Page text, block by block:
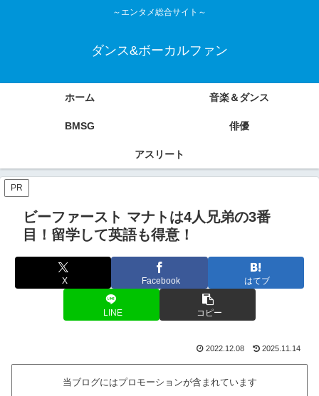
～エンタメ総合サイト～
ダンス&ボーカルファン
ホーム 音楽＆ダンス
BMSG 俳優
アスリート
PR
ビーファースト マナトは4人兄弟の3番
目！留学して英語も得意！
X Facebook はてブ
LINE コピー
2022.12.08 2025.11.14
当ブログにはプロモーションが含まれています